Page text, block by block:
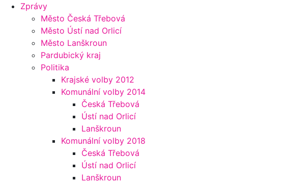
Zprávy
Město Česká Třebová
Město Ústí nad Orlicí
Město Lanškroun
Pardubický kraj
Politika
Krajské volby 2012
Komunální volby 2014
Česká Třebová
Ústí nad Orlicí
Lanškroun
Komunální volby 2018
Česká Třebová
Ústí nad Orlicí
Lanškroun